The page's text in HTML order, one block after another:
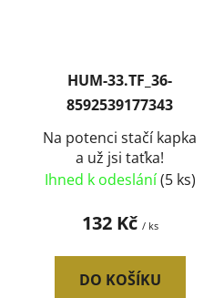
HUM-33.TF_36-
8592539177343
Na potenci stačí kapka
a už jsi taťka!
Ihned k odeslání(5 ks)
132 Kč / ks
DO KOŠÍKU